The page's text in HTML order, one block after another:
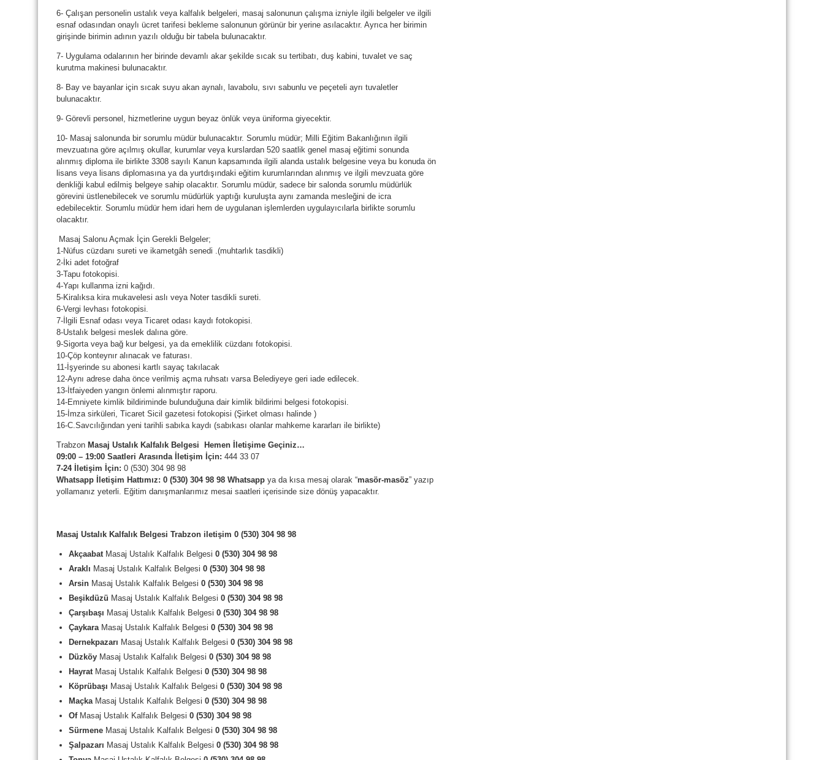
6- Çalışan personelin ustalık veya kalfalık belgeleri, masaj salonunun çalışma izniyle ilgili belgeler ve ilgili
esnaf odasından onaylı ücret tarifesi bekleme salonunun görünür bir yerine asılacaktır. Ayrıca her birimin
girişinde birimin adının yazılı olduğu bir tabela bulunacaktır.
7- Uygulama odalarının her birinde devamlı akar şekilde sıcak su tertibatı, duş kabini, tuvalet ve saç
kurutma makinesi bulunacaktır.
8- Bay ve bayanlar için sıcak suyu akan aynalı, lavabolu, sıvı sabunlu ve peçeteli ayrı tuvaletler
bulunacaktır.
9- Görevli personel, hizmetlerine uygun beyaz önlük veya üniforma giyecektir.
10- Masaj salonunda bir sorumlu müdür bulunacaktır. Sorumlu müdür; Milli Eğitim Bakanlığının ilgili
mevzuatına göre açılmış okullar, kurumlar veya kurslardan 520 saatlik genel masaj eğitimi sonunda
alınmış diploma ile birlikte 3308 sayılı Kanun kapsamında ilgili alanda ustalık belgesine veya bu konuda ön
lisans veya lisans diplomasına ya da yurtdışındaki eğitim kurumlarından alınmış ve ilgili mevzuata göre
denkliği kabul edilmiş belgeye sahip olacaktır. Sorumlu müdür, sadece bir salonda sorumlu müdürlük
görevini üstlenebilecek ve sorumlu müdürlük yaptığı kuruluşta aynı zamanda mesleğini de icra
edebilecektir. Sorumlu müdür hem idari hem de uygulanan işlemlerden uygulayıcılarla birlikte sorumlu
olacaktır.
Masaj Salonu Açmak İçin Gerekli Belgeler;
1-Nüfus cüzdanı sureti ve ikametgâh senedi .(muhtarlık tasdikli)
2-İki adet fotoğraf
3-Tapu fotokopisi.
4-Yapı kullanma izni kağıdı.
5-Kiralıksa kira mukavelesi aslı veya Noter tasdikli sureti.
6-Vergi levhası fotokopisi.
7-İlgili Esnaf odası veya Ticaret odası kaydı fotokopisi.
8-Ustalık belgesi meslek dalına göre.
9-Sigorta veya bağ kur belgesi, ya da emeklilik cüzdanı fotokopisi.
10-Çöp konteynır alınacak ve faturası.
11-İşyerinde su abonesi kartlı sayaç takılacak
12-Aynı adrese daha önce verilmiş açma ruhsatı varsa Belediyeye geri iade edilecek.
13-İtfaiyeden yangın önlemi alınmıştır raporu.
14-Emniyete kimlik bildiriminde bulunduğuna dair kimlik bildirimi belgesi fotokopisi.
15-İmza sirküleri, Ticaret Sicil gazetesi fotokopisi (Şirket olması halinde )
16-C.Savcılığından yeni tarihli sabıka kaydı (sabıkası olanlar mahkeme kararları ile birlikte)
Trabzon Masaj Ustalık Kalfalık Belgesi Hemen İletişime Geçiniz…
09:00 – 19:00 Saatleri Arasında İletişim İçin: 444 33 07
7-24 İletişim İçin: 0 (530) 304 98 98
Whatsapp
İletişim Hattımız: 0 (530) 304 98 98 Whatsapp ya da kısa mesaj olarak “masör-masöz” yazıp
yollamanız yeterli. Eğitim danışmanlarımız mesai saatleri içerisinde size dönüş yapacaktır.
Masaj Ustalık Kalfalık Belgesi Trabzon iletişim 0 (530) 304 98 98
Akçaabat Masaj Ustalık Kalfalık Belgesi 0 (530) 304 98 98
Araklı Masaj Ustalık Kalfalık Belgesi 0 (530) 304 98 98
Arsin Masaj Ustalık Kalfalık Belgesi 0 (530) 304 98 98
Beşikdüzü Masaj Ustalık Kalfalık Belgesi 0 (530) 304 98 98
Çarşıbaşı Masaj Ustalık Kalfalık Belgesi 0 (530) 304 98 98
Çaykara Masaj Ustalık Kalfalık Belgesi 0 (530) 304 98 98
Dernekpazarı Masaj Ustalık Kalfalık Belgesi 0 (530) 304 98 98
Düzköy Masaj Ustalık Kalfalık Belgesi 0 (530) 304 98 98
Hayrat Masaj Ustalık Kalfalık Belgesi 0 (530) 304 98 98
Köprübaşı Masaj Ustalık Kalfalık Belgesi 0 (530) 304 98 98
Maçka Masaj Ustalık Kalfalık Belgesi 0 (530) 304 98 98
Of Masaj Ustalık Kalfalık Belgesi 0 (530) 304 98 98
Sürmene Masaj Ustalık Kalfalık Belgesi 0 (530) 304 98 98
Şalpazarı Masaj Ustalık Kalfalık Belgesi 0 (530) 304 98 98